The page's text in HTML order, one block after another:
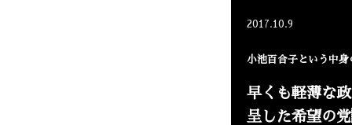
2017.10.9
小池百合子という中身
早くも軽薄な
呈した希望の